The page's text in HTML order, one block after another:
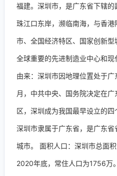
福建。深圳市，是广东省下辖的
珠江口东岸，濒临南海，与香
市、全国经济特区、国家创新型
全球重要的先进制造业中心和
由来：深圳市因地理位置处于
月，中共中央、国务院决定在
区，深圳成为我国最早设立的四
深圳市隶属于广东省，是广东
城市。 面积人口：深圳市总面
2020年底，常住人口为1756万